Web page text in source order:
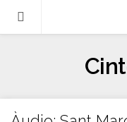
Llibres